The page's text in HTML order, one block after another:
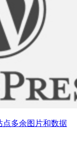
点多余图片和数据